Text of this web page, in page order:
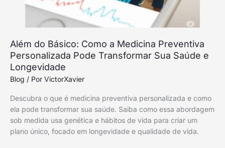
Além do Básico: Como a Medicina Preventiva
Personalizada Pode Transformar Sua Saúde e
Longevidade
Blog / Por VictorXavier
Descubra o que é medicina preventiva personalizada e como
ela pode transformar sua saúde. Saiba como essa abordagem
sob medida usa genética e hábitos de vida para criar um
plano único, focado em longevidade e qualidade de vida.
Longevidade